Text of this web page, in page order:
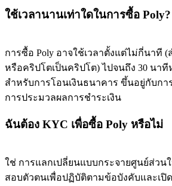
ใช้เวลานานเท่าใดในการซื้อ Poly?
การซื้อ Poly อาจใช้เวลาตั้งแต่ไม่กี่นาที
หรือคริปโตเป็นคริปโต) ไปจนถึง 30 นา
สำหรับการโอนเงินธนาคาร ขึ้นอยู่กับกา
การประมวลผลการชำระเงิน
ฉันต้อง KYC เพื่อซื้อ Poly หรือไม่
ใช่ การแลกเปลี่ยนแบบกระจายศูนย์ส่วน
สอบตัวตนเพื่อปฏิบัติตามข้อบังคับและเปิ